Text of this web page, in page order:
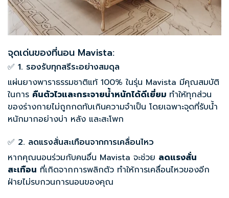
จุดเด่นของที่นอน Mavista:
✅ 1. รองรับทุกสรีระอย่างสมดุล
แผ่นยางพาราธรรมชาติแท้ 100% ในรุ่น Mavista มีคุณสมบัติ
ในการ คืนตัวไวและกระจายน้ำหนักได้ดีเยี่ยม ทำให้ทุกส่วน
ของร่างกายไม่ถูกกดทับเกินความจำเป็น โดยเฉพาะจุดที่รับน้ำ
หนักมากอย่างบ่า หลัง และสะโพก
✅ 2. ลดแรงสั่นสะเทือนจากการเคลื่อนไหว
หากคุณนอนร่วมกับคนอื่น Mavista จะช่วย ลดแรงสั่น
สะเทือน ที่เกิดจากการพลิกตัว ทำให้การเคลื่อนไหวของอีก
ฝ่ายไม่รบกวนการนอนของคุณ